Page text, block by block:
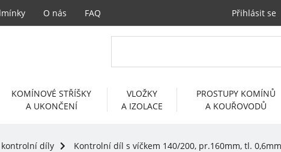
O nás FAQ Přihlásit se
KOMÍNOVÉ STŘÍŠKY
A UKONČENÍ
VLOŽKY
A IZOLACE
PROSTUPY KOMÍNŮ
A KOUŘOVODŮ
kontrolní díly Kontrolní díl s víčkem 140/200, pr.160mm, tl.